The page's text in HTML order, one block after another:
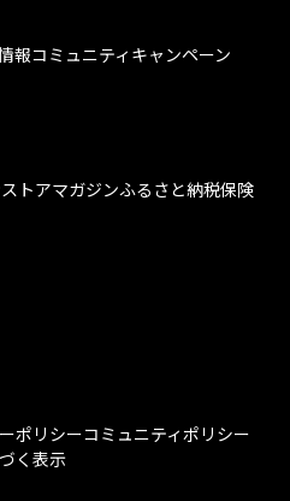
報コミュニティ キャンペーン
トアマガジンふるさと納税保険
ポリシーコミュニティポリシー
く表示